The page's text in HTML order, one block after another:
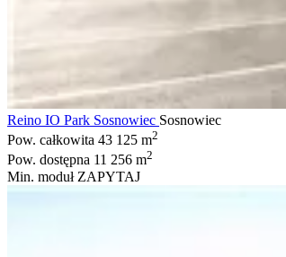
Reino IO Park Sosnowiec Sosnowiec
Pow. całkowita 43 125 m2
Pow. dostępna 11 256 m2
Min. moduł ZAPYTAJ